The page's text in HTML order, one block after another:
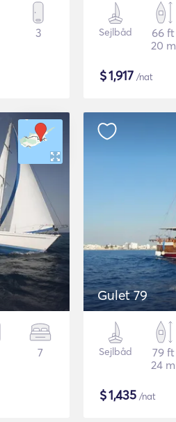
3 Sejlbåd
66 ft
20 m
$1,917 /nat
7
Gulet 79
Sejlbåd
79 ft
24 m
$1,435 /nat